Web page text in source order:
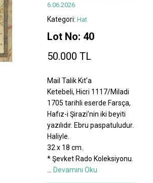
6.06.2026
Kategori: Hat
Lot No: 40
50.000 TL
Mail Talik Kıt’a
Ketebeli, Hicri 1117/Miladi
1705 tarihli eserde Farsça,
Hafız-i Şirazi’nin iki beyiti
yazılıdır. Ebru paspatuludur.
Haliyle.
32 x 18 cm.
* Şevket Rado Koleksiyonu.
Devamını Oku